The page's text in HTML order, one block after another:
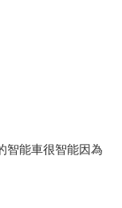
智能車很智能因為